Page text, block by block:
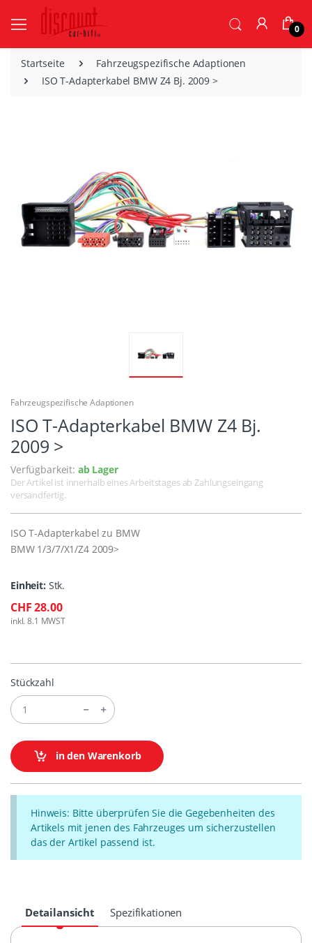
0
Startseite
Fahrzeugspezifische Adaptionen
ISO T-Adapterkabel BMW Z4 Bj. 2009 >
Fahrzeugspezifische Adaptionen
ISO T-Adapterkabel BMW Z4 Bj.
2009 >
Verfügbarkeit: ab Lager
Der Artikel ist innerhalb eines Arbeitstages ab Zahlungseingang
versandfertig.
ISO T-Adapterkabel zu BMW
BMW 1/3/7/X1/Z4 2009>
Einheit: Stk.
CHF 28.00
inkl. 8.1 MWST
Stückzahl
in den Warenkorb
Hinweis: Bitte überprüfen Sie die Gegebenheiten des
Artikels mit jenen des Fahrzeuges um sicherzustellen
das der Artikel passend ist.
Detailansicht Spezifikationen